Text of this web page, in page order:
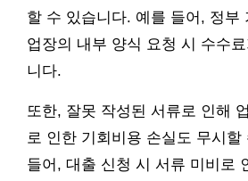
할 수 있습니다. 예를 들어, 정부
업장의 내부 양식 요청 시 수수
니다.
또한, 잘못 작성된 서류로 인해
로 인한 기회비용 손실도 무시할
들어, 대출 신청 시 서류 미비로